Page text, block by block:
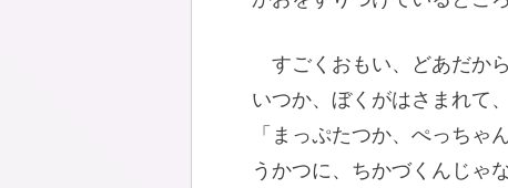
すごくおもい、どあだか
いつか、ぼくがはさまれて、
「まっぷたつか、ぺっちゃ
うかつに、ちかづくんじゃ